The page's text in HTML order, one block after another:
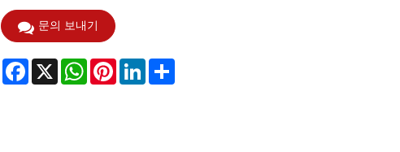
문의 보내기
Facebook
X WhatsAppPinterestLinkedInShare